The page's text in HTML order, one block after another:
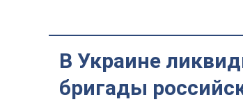
В Украине
бригады